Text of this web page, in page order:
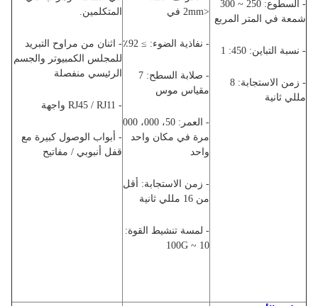
- السطوع: 250 ~ 300
شمعة في المتر المربع
- نسبة التباين: 450: 1
- زمن الاستجابة: 8
مللي ثانية
<2mm في
- نفاذية الضوء: ≥ 92٪
- صلابة السطح: 7
مقياس موس
- العمر: 50، 000، 000
مرة في مكان واحد
واحد
- زمن الاستجابة: أقل
من 16 مللي ثانية
- لمسة تنشيط القوة:
10 ~ 100G
المتكلمين.
- اثنان من مراوح التبريد
للمجلس الكمبيوتر والجسم
الرئيسي منفصلة
- RJ45 / RJ11 واجهة
- أبواب الوصول كبيرة مع
قفل أنبوبي / مفاتيح